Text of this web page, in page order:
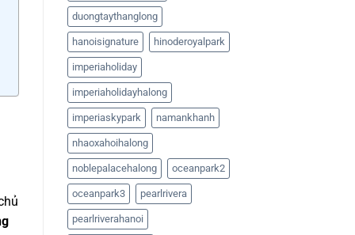
duongtaythanglong
hanoisignature hinoderoyalpark
imperiaholiday
imperiaholidayhalong
imperiaskypark namankhanh
nhaoxahoihalong
noblepalacehalong oceanpark2
oceanpark3 pearlrivera
pearlriverahanoi